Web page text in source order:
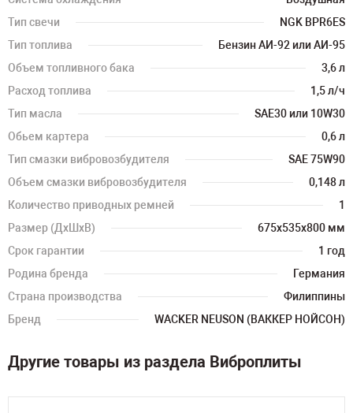
Тип свечи
NGK BPR6ES
Тип топлива
Бензин АИ-92 или АИ-95
Объем топливного бака
3,6 л
Расход топлива
1,5 л/ч
Тип масла
SAE30 или 10W30
Обьем картера
0,6 л
Тип смазки вибровозбудителя
SAE 75W90
Объем смазки вибровозбудителя
0,148 л
Количество приводных ремней
1
Размер (ДхШхВ)
675x535x800 мм
Срок гарантии
1 год
Родина бренда
Германия
Страна производства
Филиппины
Бренд
WACKER NEUSON (ВАККЕР НОЙСОН)
Другие товары из раздела Виброплиты